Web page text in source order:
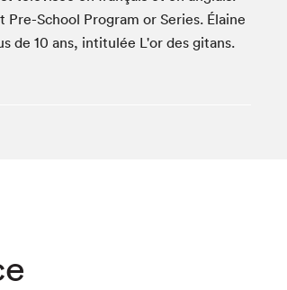
School Program or Series. Élaine
de 10 ans, intitulée L'or des gitans.